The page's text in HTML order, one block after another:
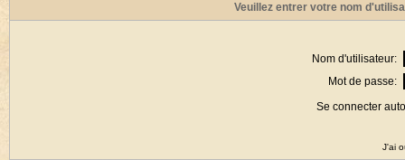
Veuillez entrer votre nom
Nom d'utilisateur:
Mot de passe:
Se connecter
J'ai